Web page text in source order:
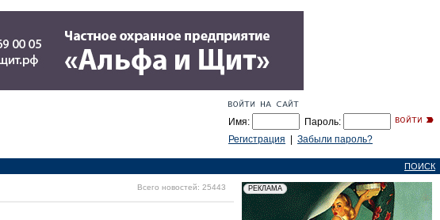
Имя:
Пароль:
Регистрация
Забыли пароль?
ПОИСК
Всего новостей: 25443